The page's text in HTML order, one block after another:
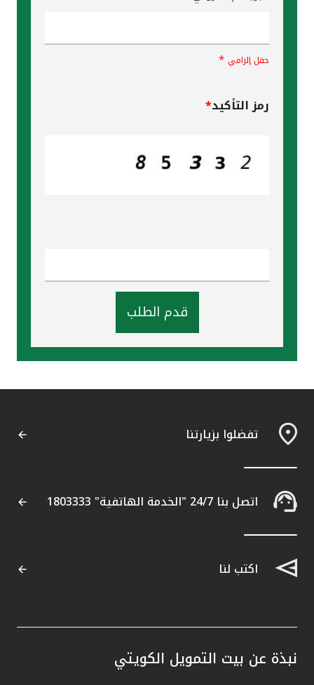
حقل إلزامي *
رمز التأكيد*
قدم الطلب
تفضلوا بزيارتنا
اتصل بنا 24/7 "الخدمة الهاتفية" 1803333
اكتب لنا
نبذة عن بيت التمويل الكويتي